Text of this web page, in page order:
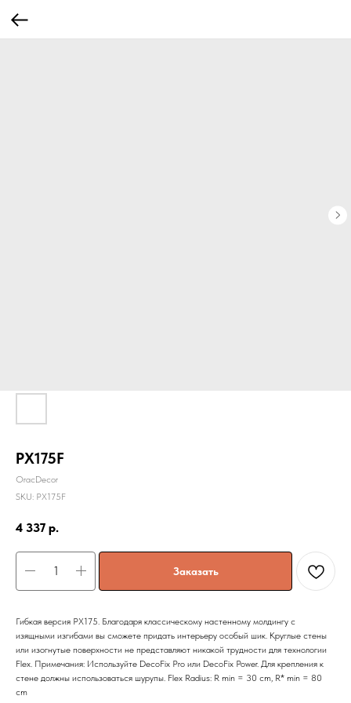
PX175F
OracDecor
SKU: PX175F
4 337 р.
Заказать
Гибкая версия PХ175. Благодаря классическому настенному молдингу с
изящными изгибами вы сможете придать интерьеру особый шик. Круглые стены
или изогнутые поверхности не представляют никакой трудности для технологии
Flex. Примечания: Используйте DecoFix Pro или DecoFix Power. Для крепления к
стене должны использоваться шурупы. Flex Radius: R min = 30 cm, R* min = 80
cm